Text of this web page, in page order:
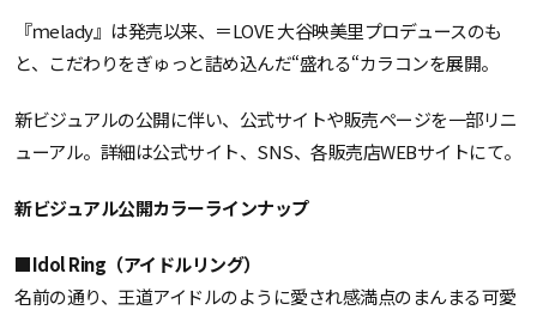
『ｍelady』は発売以来、＝LOVE 大谷映美里プロデュースのも
と、こだわりをぎゅっと詰め込んだ“盛れる“カラコンを展開。
新ビジュアルの公開に伴い、公式サイトや販売ページを一部リニ
ューアル。詳細は公式サイト、SNS、各販売店WEBサイトにて。
新ビジュアル公開カラーラインナップ
■Idol Ring（アイドルリング）
名前の通り、王道アイドルのように愛され感満点のまんまる可愛